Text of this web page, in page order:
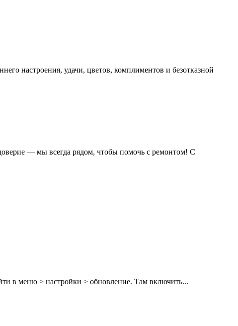
настроения, удачи, цветов, комплиментов и безотказной
— мы всегда рядом, чтобы помочь с ремонтом! С
в меню > настройки > обновление. Там включить...